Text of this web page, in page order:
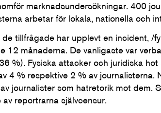
marknadsundersökningar. 400
arbetar för lokala, nationella och
tillfrågade har upplevt en incident, /
12 månaderna. De vanligaste var
%). Fysiska attacker och juridiska hot
4 % respektive 2 % av journalisterna.
journalister som hatretorik mot dem.
reportrarna självcensur.